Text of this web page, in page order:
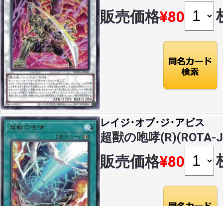
販売価格¥80
レイジ･オブ･ジ･アビス
超獸の咆哮(R)(ROTA-
販売価格¥80